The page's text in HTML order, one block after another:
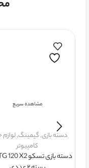
کامپیوتر
با توجه به محدودیت کالا،
تماس بگیرید